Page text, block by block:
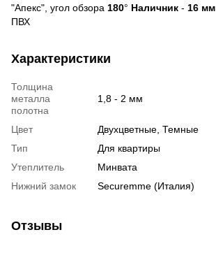
"Апекс", угол обзора 180° Наличник - 16 мм
ПВХ
Характеристики
Толщина
металла
полотна
1,8 - 2 мм
Цвет
Двухцветные, Темные
Тип
Для квартиры
Утеплитель
Минвата
Нижний замок
Securemme (Италия)
Отзывы